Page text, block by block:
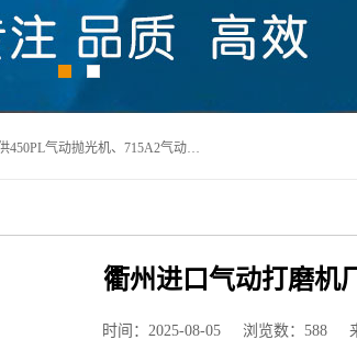
宁波上椿进出口有限公司是日本COMPACT康柏特，原装进口，进口代理商批发, 提供450PL气动抛光机、715A2气动抛光机、905A4打磨机、935GS打磨机、913W-5水磨机、450PL抛光机、715A2抛光机、935GS齿轮抛光机、905A4气动打磨机、价格实惠,欢迎来电咨询.
衢州进口气动打磨机
时间：2025-08-05 浏览数：588